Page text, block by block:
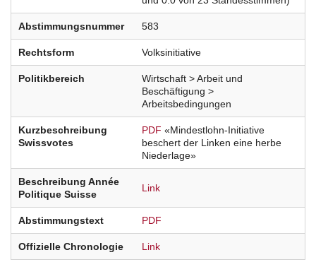
Abstimmungsnummer 583
Rechtsform Volksinitiative
Politikbereich
Wirtschaft > Arbeit und
Beschäftigung >
Arbeitsbedingungen
Kurzbeschreibung
Swissvotes
PDF «Mindestlohn-Initiative
beschert der Linken eine herbe
Niederlage»
Beschreibung Année
Politique Suisse
Link
Abstimmungstext PDF
Offizielle Chronologie Link